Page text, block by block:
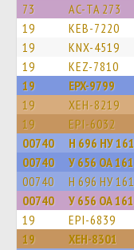
73 AC-TA 273
19 KEB-7220
19 KNX-4519
19 KEZ-7810
19 EPX-9799
19 XEH-8219
19 EPI-6032
00740 Н 696 НУ 161
00740 У 656 ОА 161
00740 Н 696 НУ 161
00740 У 656 ОА 161
19 EPI-6839
19 XEH-8301